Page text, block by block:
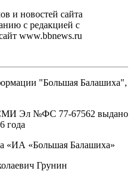
и новостей сайта
с редакцией с
www.bbnews.ru
"Большая Балашиха",
СМИ Эл №ФС ‎77-67562 выдано
года
«ИА «Большая Балашиха»
Грунин